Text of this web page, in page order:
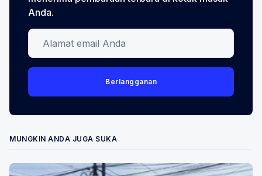
Anda.
Alamat email Anda
Berlangganan
MUNGKIN ANDA JUGA SUKA